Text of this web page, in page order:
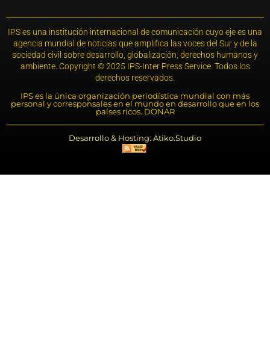
IPS es una institución internacional de comunicación cuyo eje es una
agencia mundial de noticias que amplifica las voces del Sur y de la
sociedad civil sobre desarrollo, globalización, derechos humanos y
ambiente. Copyright © 2025 IPS-Inter Press Service. Todos los
derechos reservados.
IPS es la única organización periodística mundial con más
personal y corresponsales en el mundo en desarrollo que en los
países ricos. DONAR
Desarrollo & Hosting: Atiko.Studio